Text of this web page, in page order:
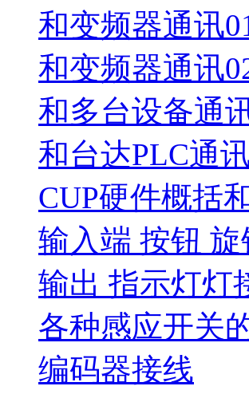
和变频器通讯
和变频器通讯
和多台设备通
和台达PLC通
CUP硬件概括
输入端 按钮
输出 指示灯灯
各种感应开关
编码器接线